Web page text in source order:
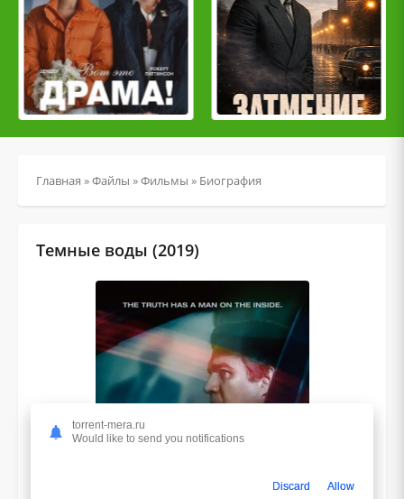
Главная »Файлы »Фильмы » Биография
Темные воды (2019)
torrent-mera.ru
Would like to send you notifications
Discard Allow